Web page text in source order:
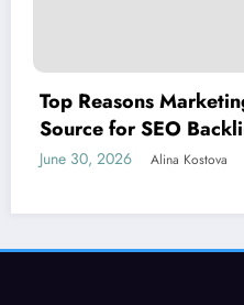
Top Reasons
Source for SEO
June 30, 2026 Alina Kostova